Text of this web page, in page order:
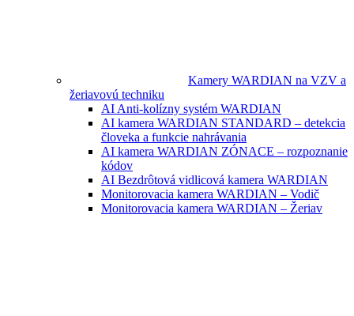
Kamery WARDIAN na VZV a
žeriavovú techniku
AI Anti-kolízny systém WARDIAN
AI kamera WARDIAN STANDARD – detekcia
človeka a funkcie nahrávania
AI kamera WARDIAN ZÓNACE – rozpoznanie
kódov
AI Bezdrôtová vidlicová kamera WARDIAN
Monitorovacia kamera WARDIAN – Vodič
Monitorovacia kamera WARDIAN – Žeriav